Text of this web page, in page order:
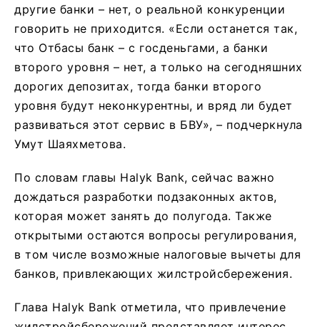
другие банки – нет, о реальной конкуренции
говорить не приходится. «Если останется так,
что Отбасы банк – с госденьгами, а банки
второго уровня – нет, а только на сегодняшних
дорогих депозитах, тогда банки второго
уровня будут неконкурентны, и вряд ли будет
развиваться этот сервис в БВУ», – подчеркнула
Умут Шаяхметова.
По словам главы Halyk Bank, сейчас важно
дождаться разработки подзаконных актов,
которая может занять до полугода. Также
открытыми остаются вопросы регулирования,
в том числе возможные налоговые вычеты для
банков, привлекающих жилстройсбережения.
Глава Halyk Bank отметила, что привлечение